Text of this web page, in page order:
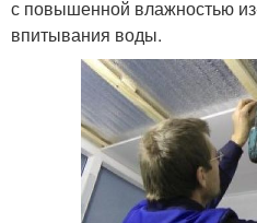
с повышенной влажностью
впитывания воды.